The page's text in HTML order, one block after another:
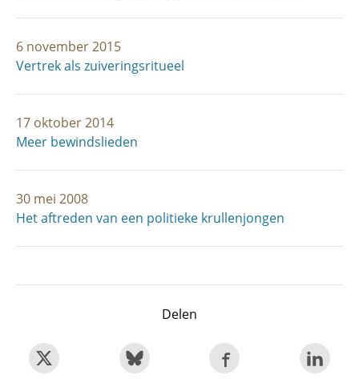
6 november 2015
Vertrek als zuiveringsritueel
17 oktober 2014
Meer bewindslieden
30 mei 2008
Het aftreden van een politieke krullenjongen
Delen